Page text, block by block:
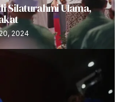
Silaturahmi Ulama,
2024